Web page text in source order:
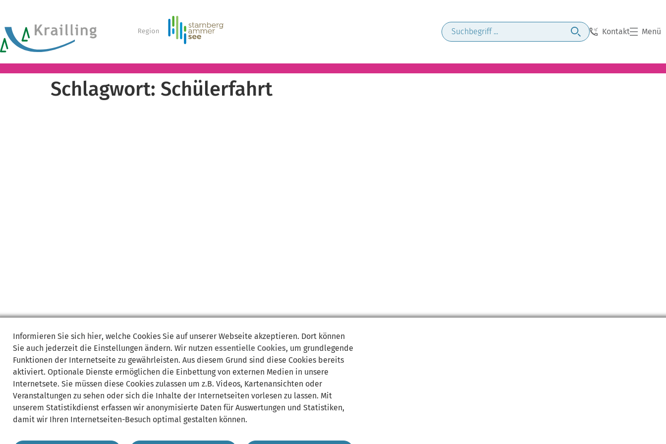
Kontakt Menü
Schlagwort: Schülerfahrt
Informieren Sie sich hier, welche Cookies Sie auf unserer Webseite akzeptieren. Dort können
Sie auch jederzeit die Einstellungen ändern. Wir nutzen essentielle Cookies, um grundlegende
Funktionen der Internetseite zu gewährleisten. Aus diesem Grund sind diese Cookies bereits
aktiviert. Optionale Dienste ermöglichen die Einbettung von externen Medien in unsere
Internetsete. Sie müssen diese Cookies zulassen um z.B. Videos, Kartenansichten oder
Veranstaltungen zu sehen oder sich die Inhalte der Internetseiten vorlesen zu lassen. Mit
unserem Statistikdienst erfassen wir anonymisierte Daten für Auswertungen und Statistiken,
damit wir Ihren Internetseiten-Besuch optimal gestalten können.